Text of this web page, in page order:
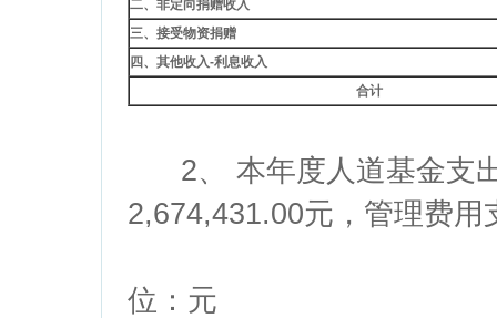
二、非定向捐赠收入
三、接受物资捐赠
四、其他收入-利息收入
合计
2、 本年度人道基金支出
2,674,431.00元，管理费
位：元